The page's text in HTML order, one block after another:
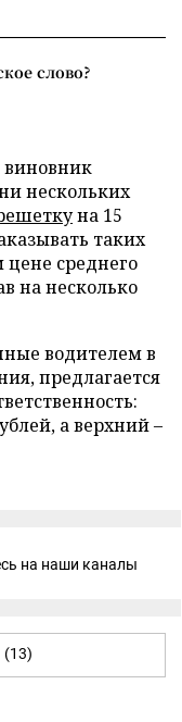
слово?
виновник
нескольких
на 15
таких
среднего
на несколько
водителем в
предлагается
а верхний –
на наши каналы
(13)